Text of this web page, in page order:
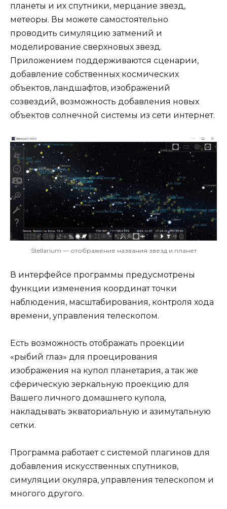
планеты и их спутники, мерцание звезд,
метеоры. Вы можете самостоятельно
проводить симуляцию затмений и
моделирование сверхновых звезд.
Приложением поддерживаются сценарии,
добавление собственных космических
объектов, ландшафтов, изображений
созвездий, возможность добавления новых
объектов солнечной системы из сети интернет.
Stellarium — отображение названия звезд и планет
В интерфейсе программы предусмотрены
функции изменения координат точки
наблюдения, масштабирования, контроля хода
времени, управления телескопом.
Есть возможность отображать проекции
«рыбий глаз» для проецирования
изображения на купол планетария, а так же
сферическую зеркальную проекцию для
Вашего личного домашнего купола,
накладывать экваториальную и азимутальную
сетки.
Программа работает с системой плагинов для
добавления искусственных спутников,
симуляции окуляра, управления телескопом и
многого другого.